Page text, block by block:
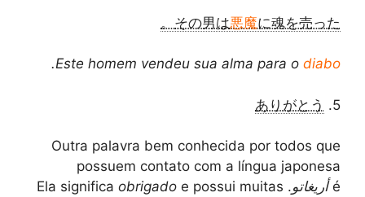
その男は悪魔に魂を売った。
Este homem vendeu sua alma para o diabo
.
5.
ありがとう
Outra palavra bem conhecida por todos que
possuem contato com a língua japonesa
é أريغاتو. Ela significa
obrigado e possui muitas